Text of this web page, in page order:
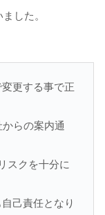
した。
更する事で正
らの案内通
スクを十分に
己責任となり